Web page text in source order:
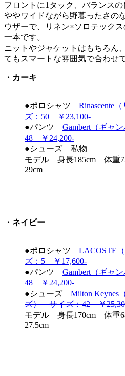
フロントに1タック、バランス
ややワイドながら野暮ったさの
ウザーで、リネン×ソロテック
一本です。
ニットやジャケットはもちろん
てもスマートな雰囲気で合わせ
・カーキ
●ポロシャツ Rinascente
ズ：50 ￥23,100-
●パンツ Gambert（ギャ
48 ￥24,200-
●シューズ 私物
モデル 身長185cm 体重
29cm
・ネイビー
●ポロシャツ LACOSTE
ズ：5 ￥17,600-
●パンツ Gambert（ギャ
48 ￥24,200-
●シューズ Milton Keynes
ズ） サイズ：42 ￥
モデル 身長170cm 体重
27.5cm